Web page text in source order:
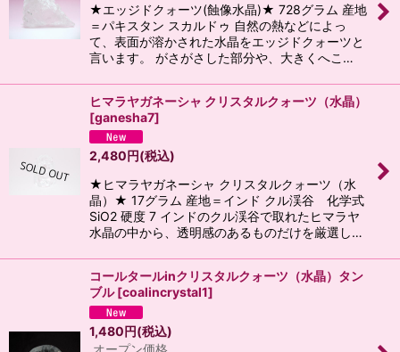
★エッジドクォーツ(蝕像水晶)★ 728グラム 産地
＝パキスタン スカルドゥ 自然の熱などによっ
て、表面が溶かされた水晶をエッジドクォーツと
言います。 がさがさした部分や、大きくへこ…
ヒマラヤガネーシャ クリスタルクォーツ（水晶）
[ganesha7]
2,480円(税込)
★ヒマラヤガネーシャ クリスタルクォーツ（水
晶）★ 17グラム 産地＝インド クル渓谷 化学式
SiO2 硬度 7 インドのクル渓谷で取れたヒマラヤ
水晶の中から、透明感のあるものだけを厳選し…
コールタールinクリスタルクォーツ（水晶）タン
ブル [coalincrystal1]
1,480円(税込)
オープン価格